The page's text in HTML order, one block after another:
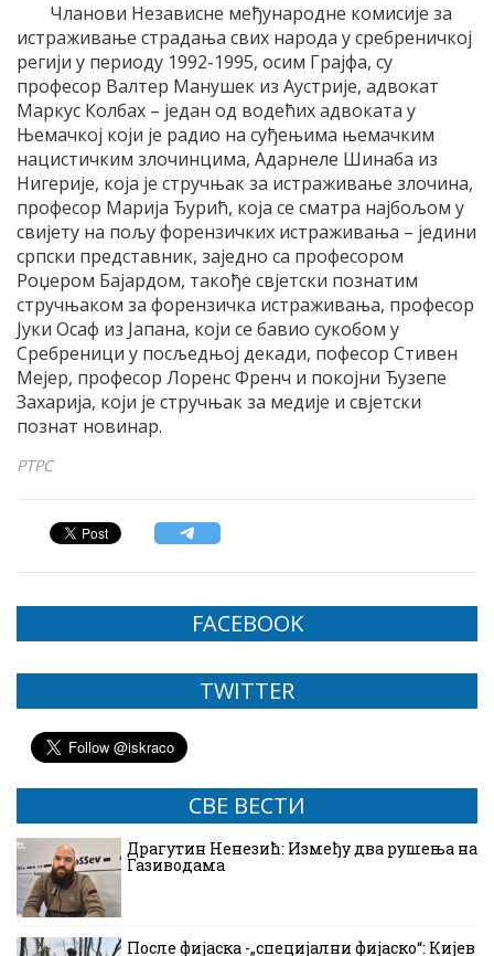
Чланови Независне међународне комисије за
истраживање страдања свих народа у сребреничкој
регији у периоду 1992-1995, осим Грајфа, су
професор Валтер Манушек из Аустрије, адвокат
Маркус Колбах – један од водећих адвоката у
Њемачкој који је радио на суђењима њемачким
нацистичким злочинцима, Адарнеле Шинаба из
Нигерије, која је стручњак за истраживање злочина,
професор Марија Ђурић, која се сматра најбољом у
свијету на пољу форензичких истраживања – једини
српски представник, заједно са професором
Роџером Бајардом, такође свјетски познатим
стручњаком за форензичка истраживања, професор
Јуки Осаф из Јапана, који се бавио сукобом у
Сребреници у посљедњој декади, пофесор Стивен
Мејер, професор Лоренс Френч и покојни Ђузепе
Захарија, који је стручњак за медије и свјетски
познат новинар.
РТРС
FACEBOOK
TWITTER
СВЕ ВЕСТИ
Драгутин Ненезић: Између два рушења на
Газиводама
После фијаска -„специјални фијаско“: Кијев